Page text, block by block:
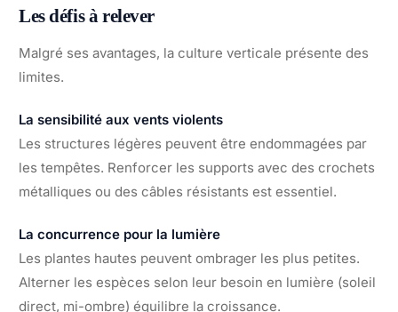
Les défis à relever
Malgré ses avantages, la culture verticale présente des
limites.
La sensibilité aux vents violents
Les structures légères peuvent être endommagées par
les tempêtes. Renforcer les supports avec des crochets
métalliques ou des câbles résistants est essentiel.
La concurrence pour la lumière
Les plantes hautes peuvent ombrager les plus petites.
Alterner les espèces selon leur besoin en lumière (soleil
direct, mi-ombre) équilibre la croissance.